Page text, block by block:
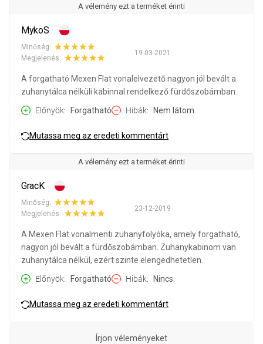
A vélemény ezt a terméket érinti
MykoS
19-03-2021
Minőség:
Megjelenés:
A forgatható Mexen Flat vonalelvezető nagyon jól bevált a
zuhanytálca nélküli kabinnal rendelkező fürdőszobámban.
Előnyök
Forgatható Hibák Nem látom.
Mutassa meg az eredeti kommentárt
A vélemény ezt a terméket érinti
GracK
23-12-2019
Minőség:
Megjelenés:
A Mexen Flat vonalmenti zuhanyfolyóka, amely forgatható,
nagyon jól bevált a fürdőszobámban. Zuhanykabinom van
zuhanytálca nélkül, ezért szinte elengedhetetlen.
Előnyök
Forgatható Hibák Nincs.
Mutassa meg az eredeti kommentárt
Írjon véleményeket